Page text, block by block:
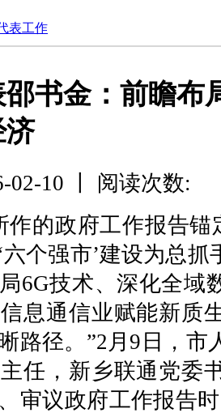
表工作
书金：前瞻布
济
02-10 丨 阅读次数:
作的政府工作报告锚
个强市’建设为总
6G技术、深化全域
息通信业赋能新质
路径。”2月9日，市
任，新乡联通党委
审议政府工作报告